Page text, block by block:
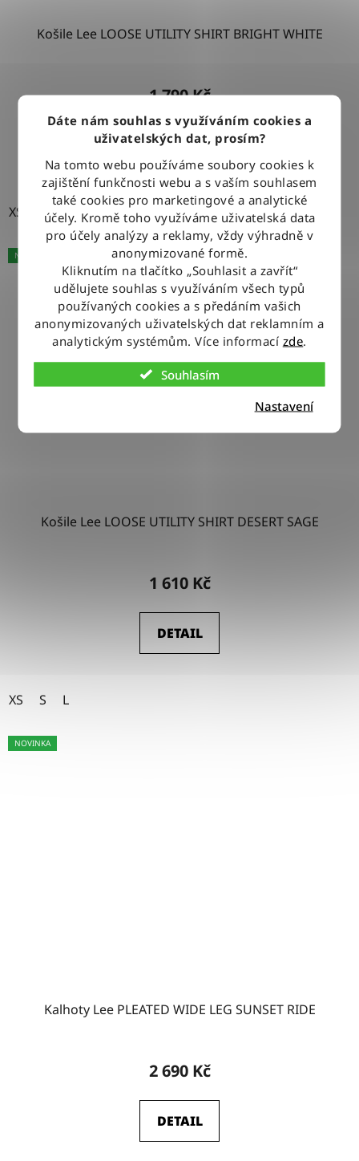
Dáte nám souhlas s využíváním cookies a
uživatelských dat, prosím?
Na tomto webu používáme soubory cookies k
zajištění funkčnosti webu a s vaším souhlasem
také cookies pro marketingové a analytické
účely. Kromě toho využíváme uživatelská data
pro účely analýzy a reklamy, vždy výhradně v
anonymizované formě.
Kliknutím na tlačítko „Souhlasit a zavřít“
udělujete souhlas s využíváním všech typů
používaných cookies a s předáním vašich
anonymizovaných uživatelských dat reklamním a
analytickým systémům. Více informací zde.
Souhlasím
Nastavení
Košile Lee LOOSE UTILITY SHIRT BRIGHT WHITE
1 790 Kč
DETAIL
XS S M L
NOVINKA
Košile Lee LOOSE UTILITY SHIRT DESERT SAGE
1 610 Kč
DETAIL
XS S L
NOVINKA
Kalhoty Lee PLEATED WIDE LEG SUNSET RIDE
2 690 Kč
DETAIL